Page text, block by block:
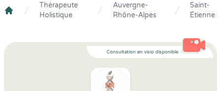
Crenolibre
Thérapeute
Holistique
Auvergne-
Rhône-Alpes
Saint-
Étienne
Consultation en visio disponible